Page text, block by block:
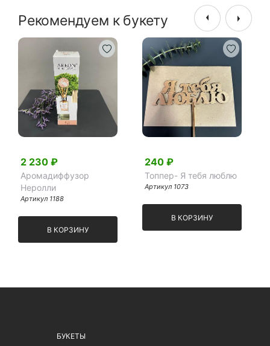
Рекомендуем к букету
2 230 ₽
Аромадиффузор
Неролли
Артикул 1188
В КОРЗИНУ
240 ₽
Топпер- Я тебя люблю
Артикул 1073
В КОРЗИНУ
БУКЕТЫ